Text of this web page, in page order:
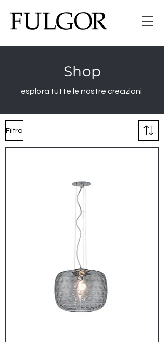
Shop
esplora tutte le nostre creazioni
Filtra